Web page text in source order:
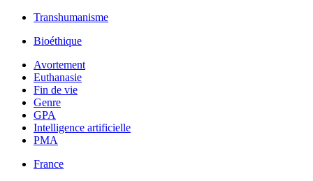
Transhumanisme
Bioéthique
Avortement
Euthanasie
Fin de vie
Genre
GPA
Intelligence artificielle
PMA
France